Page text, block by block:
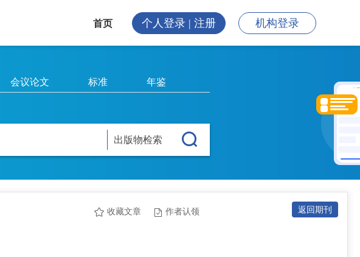
首页 个人登录 | 注册 机构登录
会议论文 标准
年鉴
出版物检索
返回期刊
收藏文章 作者认领